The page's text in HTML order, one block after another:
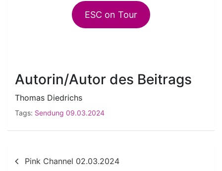
ESC on Tour
Autorin/Autor des Beitrags
Thomas Diedrichs
Tags: Sendung 09.03.2024
Beitragsnavigation
Pink Channel 02.03.2024